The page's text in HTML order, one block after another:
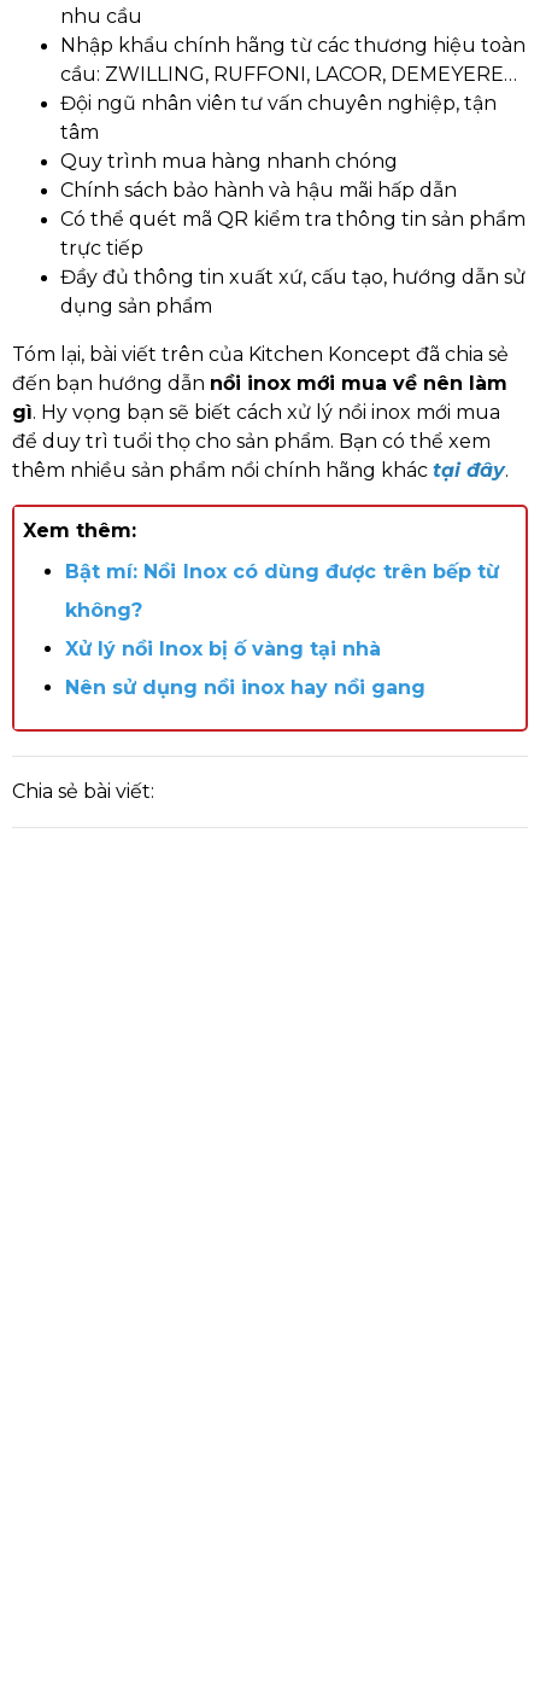
nhu cầu
Nhập khẩu chính hãng từ các thương hiệu toàn
cầu: ZWILLING, RUFFONI, LACOR, DEMEYERE…
Đội ngũ nhân viên tư vấn chuyên nghiệp, tận
tâm
Quy trình mua hàng nhanh chóng
Chính sách bảo hành và hậu mãi hấp dẫn
Có thể quét mã QR kiểm tra thông tin sản phẩm
trực tiếp
Đầy đủ thông tin xuất xứ, cấu tạo, hướng dẫn sử
dụng sản phẩm
Tóm lại, bài viết trên của Kitchen Koncept đã chia sẻ
đến bạn hướng dẫn nồi inox mới mua về nên làm
gì. Hy vọng bạn sẽ biết cách xử lý nồi inox mới mua
để duy trì tuổi thọ cho sản phẩm. Bạn có thể xem
thêm nhiều sản phẩm nồi chính hãng khác tại đây.
Xem thêm:
Bật mí: Nồi Inox có dùng được trên bếp từ
không?
Xử lý nồi Inox bị ố vàng tại nhà
Nên sử dụng nồi inox hay nồi gang
Chia sẻ bài viết: